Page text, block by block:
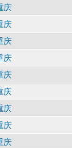
庆
庆
庆
庆
庆
庆
庆
庆
庆